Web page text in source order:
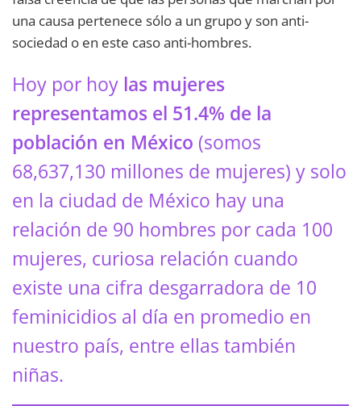
una causa pertenece sólo a un grupo y son anti-
sociedad o en este caso anti-hombres.
Hoy por hoy las mujeres
representamos el 51.4% de la
población en México (somos
68,637,130 millones de mujeres) y solo
en la ciudad de México hay una
relación de 90 hombres por cada 100
mujeres, curiosa relación cuando
existe una cifra desgarradora de 10
feminicidios al día en promedio en
nuestro país, entre ellas también
niñas.